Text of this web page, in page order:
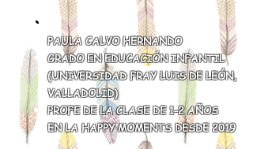
PAULA CALVO HERNANDO
GRADO EN EDUCACIÓN INFANTIL
(UNIVERSIDAD FRAY LUIS DE LEÓN,
VALLADOLID)
PROFE DE LA CLASE DE 1-2 AÑOS
EN LA HAPPY MOMENTS DESDE 2019